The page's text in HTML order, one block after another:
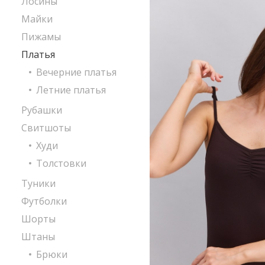
Майки
Пижамы
Платья
Вечерние платья
Летние платья
Рубашки
Свитшоты
Худи
Толстовки
Туники
Футболки
Шорты
Штаны
Брюки